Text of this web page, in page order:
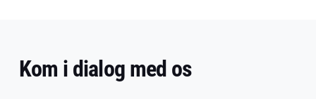
Kom i dialog med os